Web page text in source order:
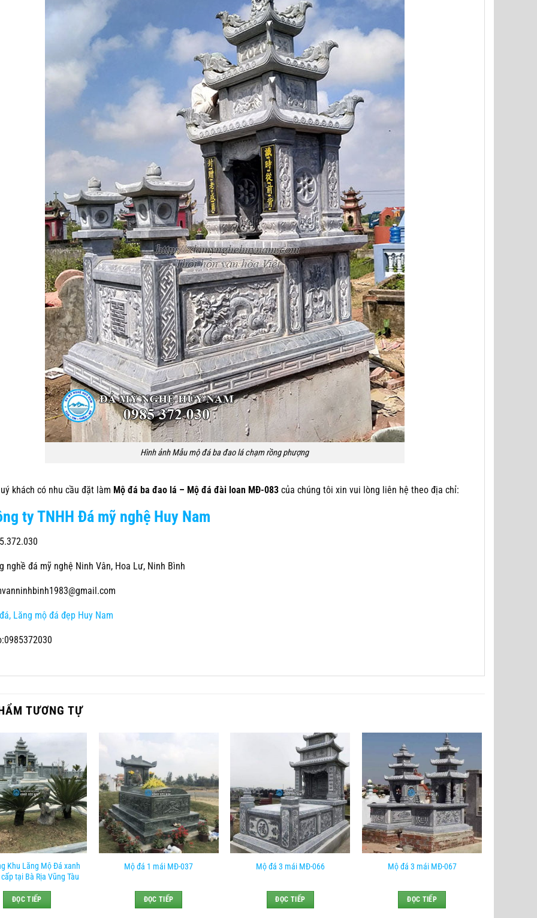
Hình ảnh Mẫu mộ đá ba đao lá chạm rồng phượng
khách có nhu cầu đặt làm Mộ đá ba đao lá – Mộ đá đài loan MĐ-083 của chúng tôi xin vui lòng liên hệ theo địa chỉ:
ty TNHH Đá mỹ nghệ Huy Nam
nghề đá mỹ nghệ Ninh Vân, Hoa Lư, Ninh Bình
Lăng mộ đá đẹp Huy Nam
TƯƠNG TỰ
Khu Lăng Mộ Đá xanh
tại Bà Rịa Vũng Tàu
ĐỌC TIẾP
Mộ đá 1 mái MĐ-037
ĐỌC TIẾP
Mộ đá 3 mái MĐ-066
ĐỌC TIẾP
Mộ đá 3 mái MĐ-067
ĐỌC TIẾP